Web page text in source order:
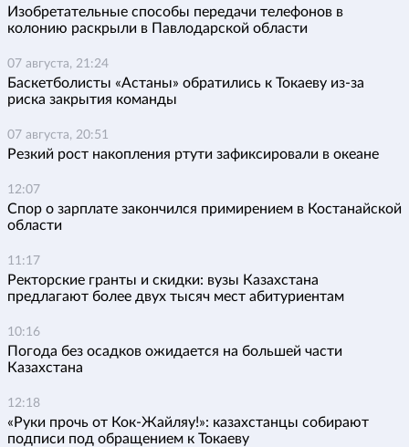
Изобретательные способы передачи телефонов в
колонию раскрыли в Павлодарской области
07 августа, 21:24
Баскетболисты «Астаны» обратились к Токаеву из-за
риска закрытия команды
07 августа, 20:51
Резкий рост накопления ртути зафиксировали в океане
12:07
Спор о зарплате закончился примирением в Костанайской
области
11:17
Ректорские гранты и скидки: вузы Казахстана
предлагают более двух тысяч мест абитуриентам
10:16
Погода без осадков ожидается на большей части
Казахстана
12:18
«Руки прочь от Кок-Жайляу!»: казахстанцы собирают
подписи под обращением к Токаеву